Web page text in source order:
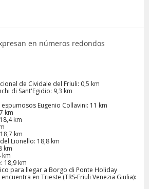
en números redondos
de Cividale del Friuli: 0,5 km
di Sant'Egidio: 9,3 km
Eugenio Collavini: 11 km
km
km
km
Lionello: 18,8 km
km
km
18,9 km
para llegar a Borgo di Ponte Holiday
en Trieste (TRS-Friuli Venezia Giulia):